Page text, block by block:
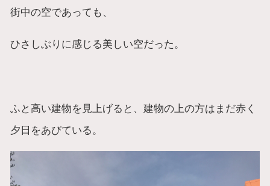
街中の空であっても、
ひさしぶりに感じる美しい空だった。
ふと高い建物を見上げると、建物の上の方はまだ赤く
夕日をあびている。